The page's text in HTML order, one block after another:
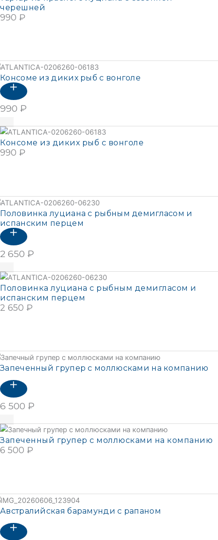
черешней
990 ₽
Консоме из диких рыб с вонголе
990 ₽
Консоме из диких рыб с вонголе
990 ₽
Половинка луциана с рыбным демигласом и
испанским перцем
2 650 ₽
Половинка луциана с рыбным демигласом и
испанским перцем
2 650 ₽
Запеченный групер с моллюсками на компанию
6 500 ₽
Запеченный групер с моллюсками на компанию
6 500 ₽
Австралийская барамунди с рапаном